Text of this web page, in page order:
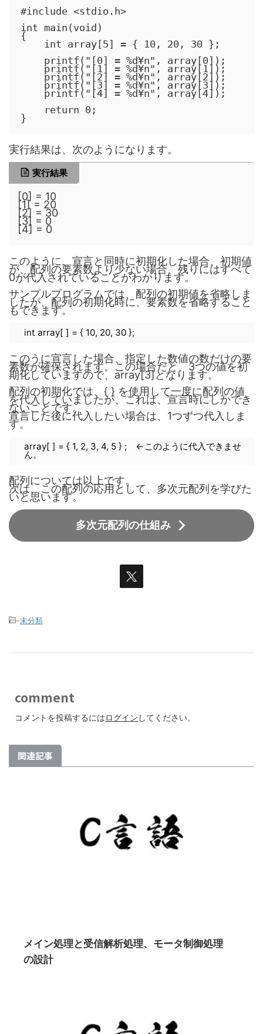
#include <stdio.h>
int main(void)
{
    int array[5] = { 10, 20, 30 };
    printf("[0] = %d¥n", array[0]);
    printf("[1] = %d¥n", array[1]);
    printf("[2] = %d¥n", array[2]);
    printf("[3] = %d¥n", array[3]);
    printf("[4] = %d¥n", array[4]);
    return 0;
}
実行結果は、次のようになります。
実行結果
[0] = 10
[1] = 20
[2] = 30
[3] = 0
[4] = 0
このように、宣言と同時に初期化した場合、初期値
が、配列の要素数より少ない場合、残りにはすべて
0が代入されていることがわかります。
サンプルプログラムでは、配列の初期値を省略しま
したが、配列の初期化時に、要素数を省略すること
もできます。
int array[ ] = { 10, 20, 30 };
このうに宣言した場合、指定した数値の数だけの要
素数が確保されます。この場合だと、3つの値を初
期化していますので、array[3]となります。
配列の初期化では、{ } を使用して一度に配列の値
を代入していましたが、これは、宣言時にしかでき
ないことです。
宣言した後に代入したい場合は、1つずつ代入しま
す。
array[ ] = { 1, 2, 3, 4, 5 } ; ←このように代入できませ
ん。
配列については以上です。
次は、この配列の応用として、多次元配列を学びた
いと思います。
多次元配列の仕組み
-未分類
comment
コメントを投稿するにはログイン してください。
関連記事
メイン処理と受信解析処理、モータ制御処理
の設計